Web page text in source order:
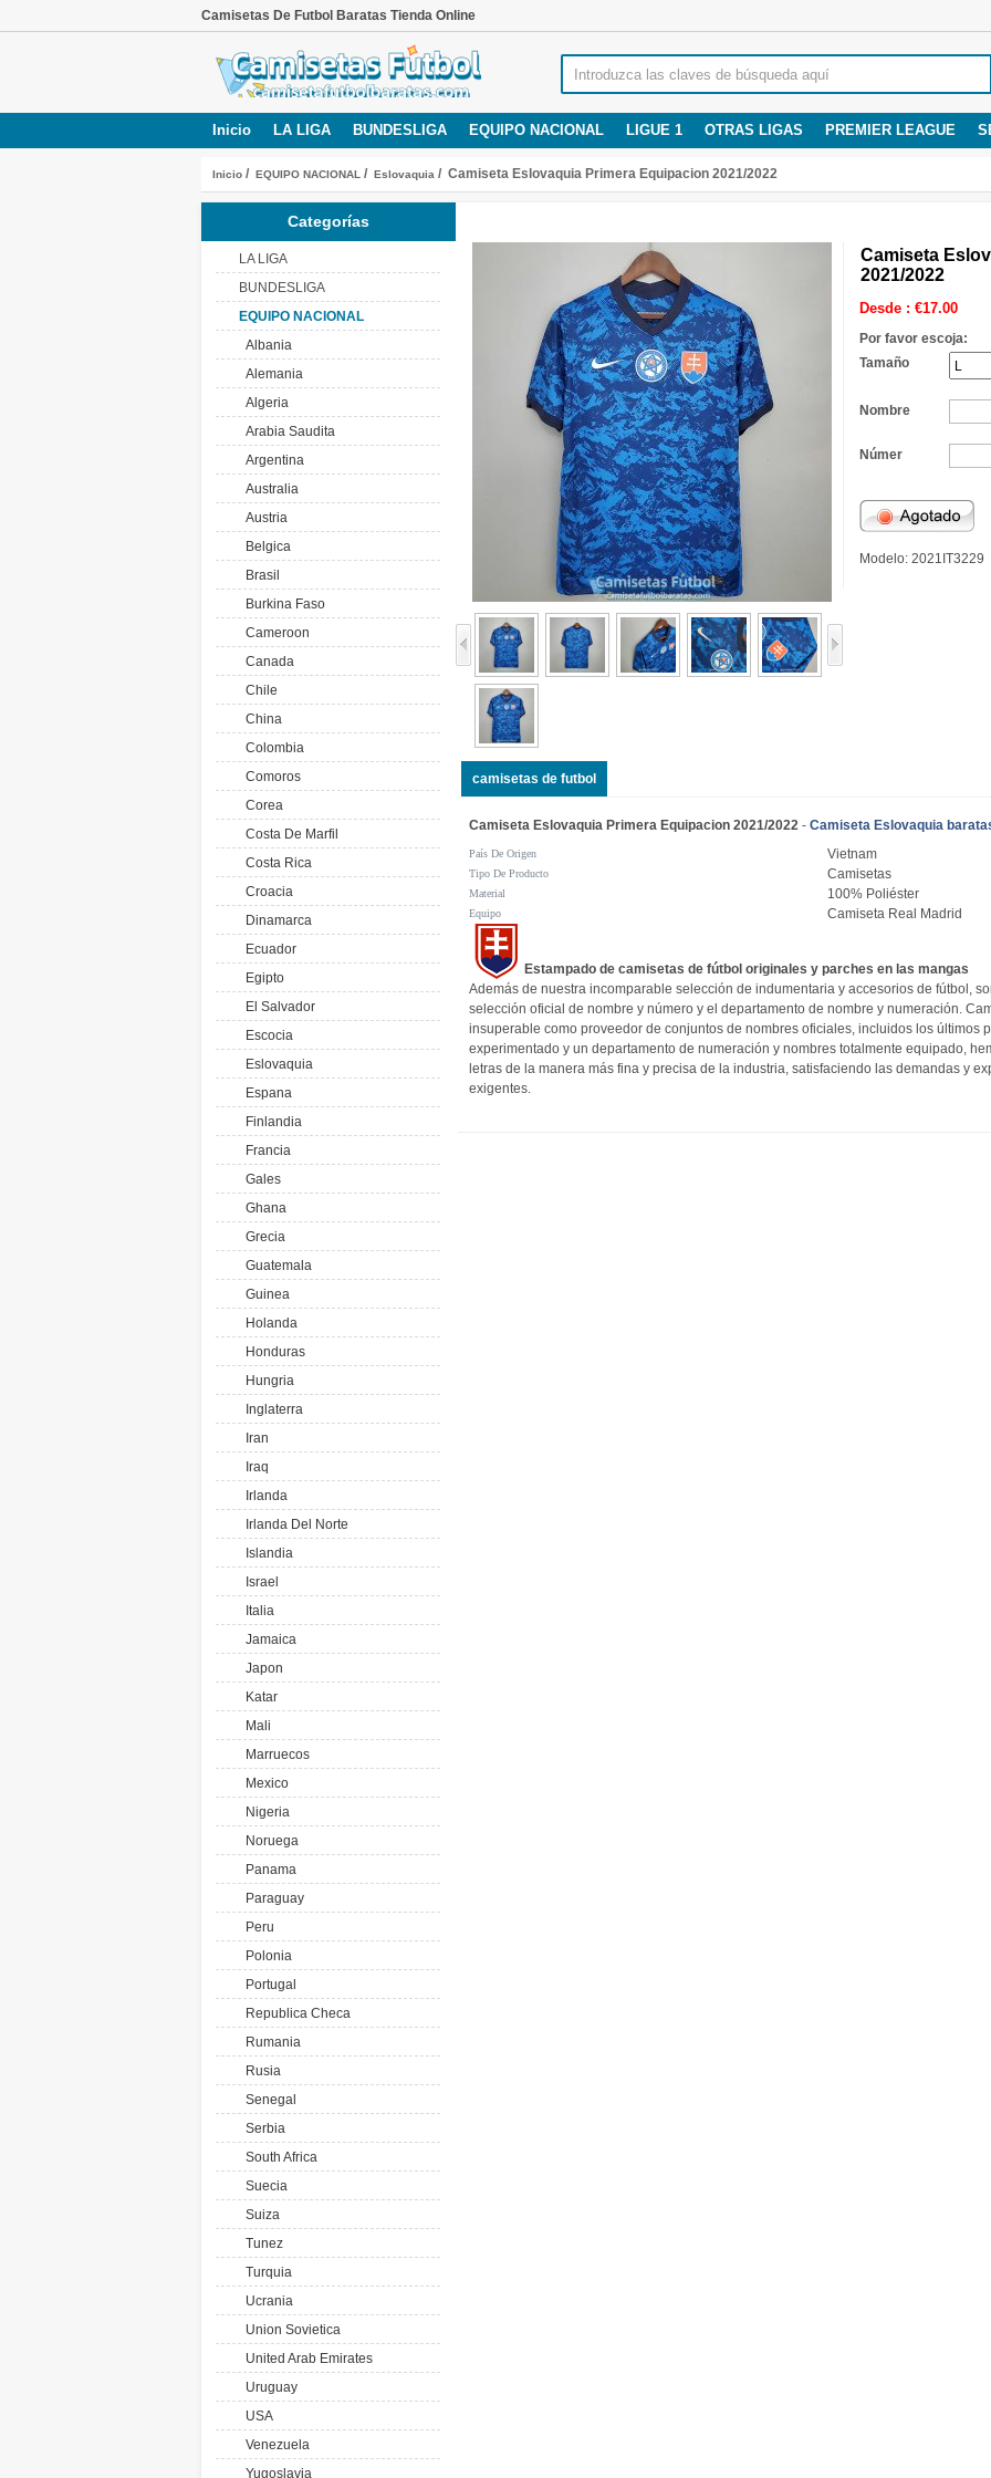
Camisetas De Futbol Baratas Tienda Online
Inicio LA LIGA BUNDESLIGA EQUIPO NACIONAL LIGUE 1 OTRAS LIGAS PREMIER LEAGUE
Inicio / EQUIPO NACIONAL / Eslovaquia / Camiseta Eslovaquia Primera Equipacion 2021/2022
Categorías
LA LIGA
BUNDESLIGA
EQUIPO NACIONAL
Albania
Alemania
Algeria
Arabia Saudita
Argentina
Australia
Austria
Belgica
Brasil
Burkina Faso
Cameroon
Canada
Chile
China
Colombia
Comoros
Corea
Costa De Marfil
Costa Rica
Croacia
Dinamarca
Ecuador
Egipto
El Salvador
Escocia
Eslovaquia
Espana
Finlandia
Francia
Gales
Ghana
Grecia
Guatemala
Guinea
Holanda
Honduras
Hungria
Inglaterra
Iran
Iraq
Irlanda
Irlanda Del Norte
Islandia
Israel
Italia
Jamaica
Japon
Katar
Mali
Marruecos
Mexico
Nigeria
Noruega
Panama
Paraguay
Peru
Polonia
Portugal
Republica Checa
Rumania
Rusia
Senegal
Serbia
South Africa
Suecia
Suiza
Tunez
Turquia
Ucrania
Union Sovietica
United Arab Emirates
Uruguay
USA
Venezuela
Yugoslavia
Camiseta
2021/2022
Desde : €17.00
Por favor escoja:
Tamaño
Nombre
Númer
Modelo: 2021IT3229
camisetas de futbol
Camiseta Eslovaquia Primera Equipacion 2021/2022 - Camiseta Eslovaquia
País De Origen Vietnam
Tipo De Producto Camisetas
Material 100% Poliéster
Equipo Camiseta Real Madrid
Estampado de camisetas de fútbol originales y parches en las mangas
Además de nuestra incomparable selección de indumentaria y accesorios de fútbol,
selección oficial de nombre y número y el departamento de nombre y numeración.
insuperable como proveedor de conjuntos de nombres oficiales, incluidos los últimos
experimentado y un departamento de numeración y nombres totalmente equipado,
letras de la manera más fina y precisa de la industria, satisfaciendo las demandas y
exigentes.